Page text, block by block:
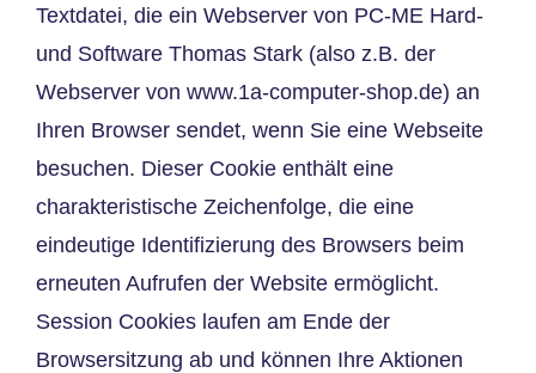
Textdatei, die ein Webserver von PC-ME Hard-
und Software Thomas Stark (also z.B. der
Webserver von www.1a-computer-shop.de) an
Ihren Browser sendet, wenn Sie eine Webseite
besuchen. Dieser Cookie enthält eine
charakteristische Zeichenfolge, die eine
eindeutige Identifizierung des Browsers beim
erneuten Aufrufen der Website ermöglicht.
Session Cookies laufen am Ende der
Browsersitzung ab und können Ihre Aktionen